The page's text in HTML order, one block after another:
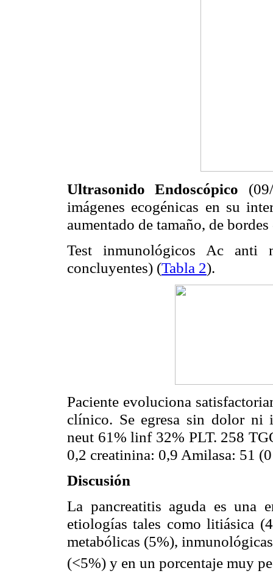
Ultrasonido Endoscópico
imágenes ecogénicas en su
aumentado de tamaño, de
Test inmunológicos Ac anti
concluyentes) (Tabla 2).
Paciente evoluciona
clínico. Se egresa sin dolor ni
neut 61% linf 32% PLT. 258
0,2 creatinina: 0,9 Amilasa: 51
Discusión
La pancreatitis aguda es una
etiologías tales como litiásica
metabólicas (5%),
(<5%) y en un porcentaje muy